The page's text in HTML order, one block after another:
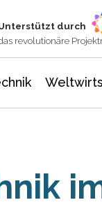
durch
revolutionäre